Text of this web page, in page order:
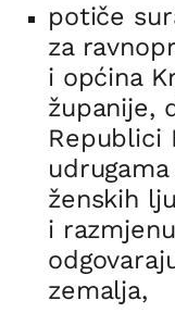
potiče
za
i općina
županije,
Republici
ženskih
i
zemalja,